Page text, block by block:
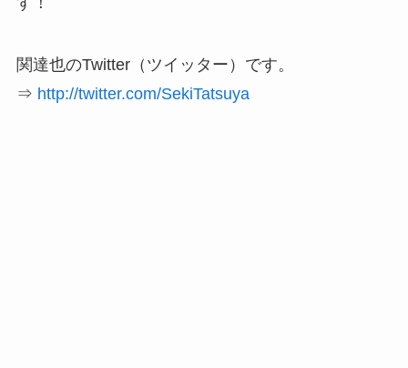
関達也のTwitter（ツイッター）です。
⇒ http://twitter.com/SekiTatsuya